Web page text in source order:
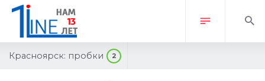
Красноярск: пробки 2